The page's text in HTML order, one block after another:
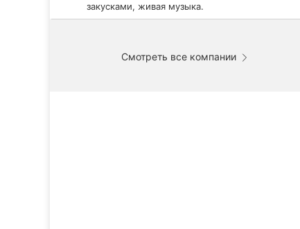
закусками, живая музыка.
Смотреть все компании